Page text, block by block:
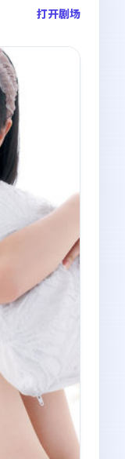
打开剧场